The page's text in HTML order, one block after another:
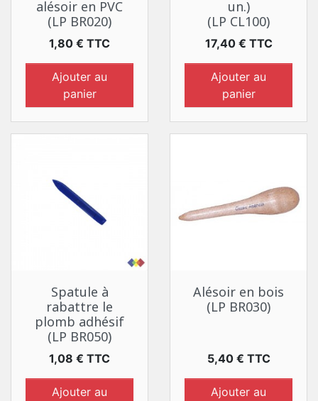
alésoir en PVC
(LP BR020)
Prix
1,80 € TTC
Ajouter au
panier
un.)
(LP CL100)
Prix
17,40 € TTC
Ajouter au
panier
Spatule à
rabattre le
plomb adhésif
(LP BR050)
Prix
1,08 € TTC
Ajouter au
Alésoir en bois
(LP BR030)
Prix
5,40 € TTC
Ajouter au